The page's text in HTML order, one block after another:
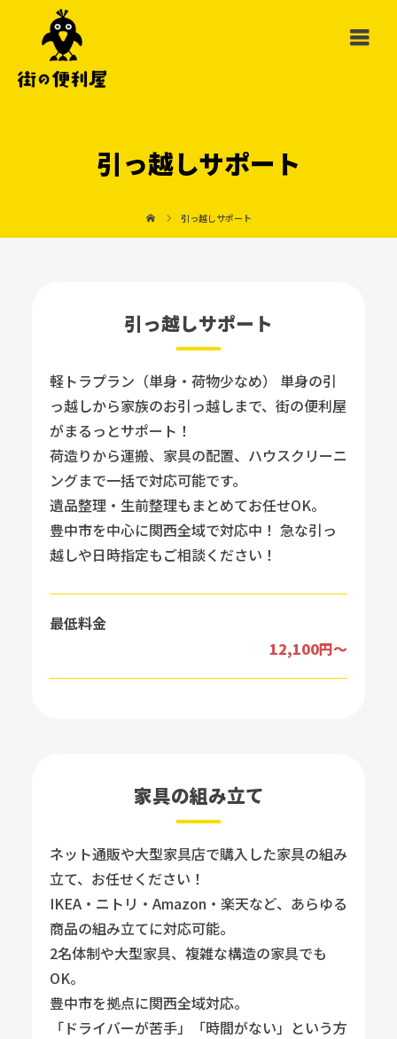
引っ越しサポート
引っ越しサポート
引っ越しサポート
軽トラプラン（単身・荷物少なめ） 単身の引
っ越しから家族のお引っ越しまで、街の便利屋
がまるっとサポート！
荷造りから運搬、家具の配置、ハウスクリーニ
ングまで一括で対応可能です。
遺品整理・生前整理もまとめてお任せOK。
豊中市を中心に関西全域で対応中！ 急な引っ
越しや日時指定もご相談ください！
最低料金
12,100円～
家具の組み立て
ネット通販や大型家具店で購入した家具の組み
立て、お任せください！
IKEA・ニトリ・Amazon・楽天など、あらゆる
商品の組み立てに対応可能。
2名体制や大型家具、複雑な構造の家具でも
OK。
豊中市を拠点に関西全域対応。
「ドライバーが苦手」「時間がない」という方